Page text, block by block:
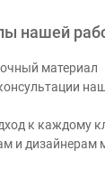
нашей
материал
к каждому
и дизайнерам